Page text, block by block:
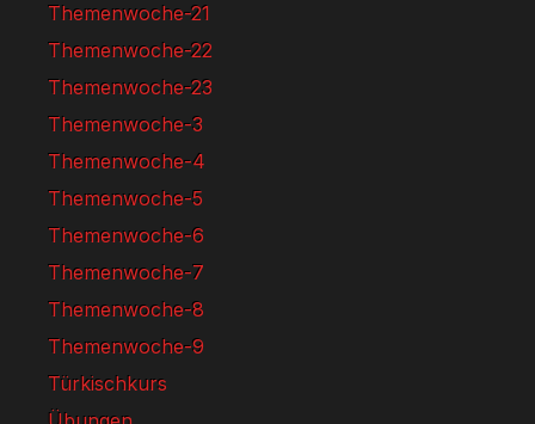
Themenwoche-21
Themenwoche-22
Themenwoche-23
Themenwoche-3
Themenwoche-4
Themenwoche-5
Themenwoche-6
Themenwoche-7
Themenwoche-8
Themenwoche-9
Türkischkurs